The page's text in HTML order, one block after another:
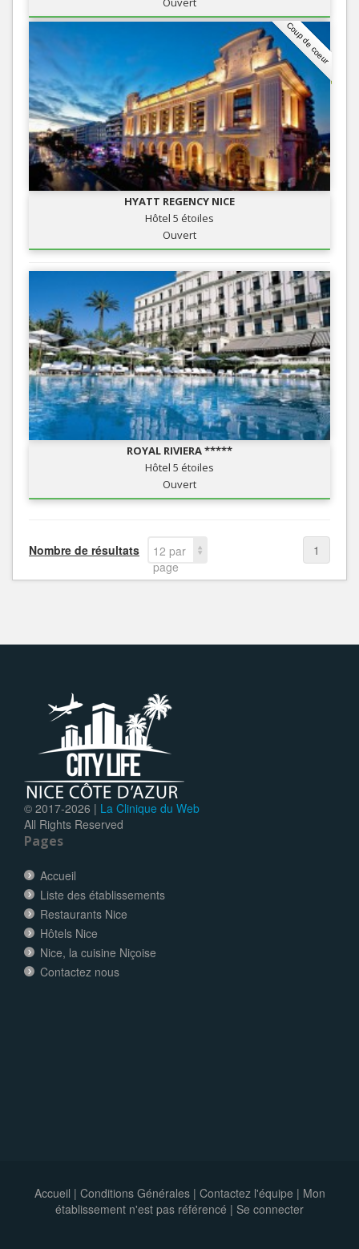
Coup de coeur
HYATT REGENCY NICE
Hôtel 5 étoiles
Ouvert
ROYAL RIVIERA *****
Hôtel 5 étoiles
Ouvert
Nombre de résultats
12 par
page
1
© 2017-2026 | La Clinique du Web
All Rights Reserved
Pages
Accueil
Liste des établissements
Restaurants Nice
Hôtels Nice
Nice, la cuisine Niçoise
Contactez nous
Accueil | Conditions Générales| Contactez l'équipe | Mon
établissement n'est pas référencé | Se connecter